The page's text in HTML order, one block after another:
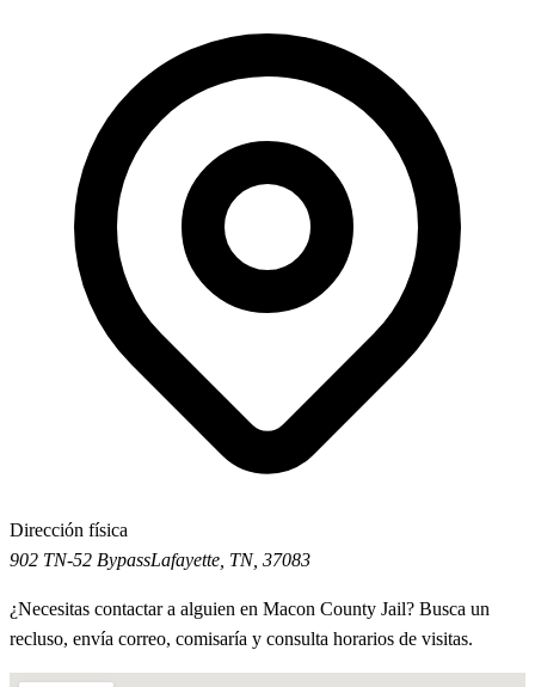
Dirección física
902 TN-52 BypassLafayette, TN, 37083
¿Necesitas contactar a alguien en Macon County Jail? Busca un
recluso, envía correo, comisaría y consulta horarios de visitas.